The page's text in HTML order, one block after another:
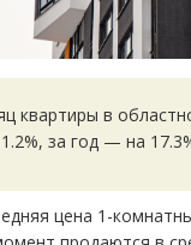
квартиры в
за год — на
цена 1-